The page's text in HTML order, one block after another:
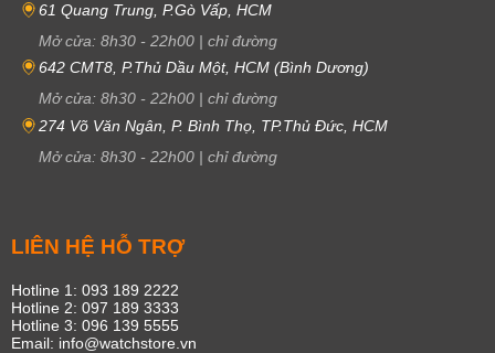
61 Quang Trung, P.Gò Vấp, HCM
Mở cửa: 8h30 - 22h00 | chỉ đường
642 CMT8, P.Thủ Dầu Một, HCM (Bình Dương)
Mở cửa: 8h30 - 22h00 | chỉ đường
274 Võ Văn Ngân, P. Bình Thọ, TP.Thủ Đức, HCM
Mở cửa: 8h30 - 22h00 | chỉ đường
LIÊN HỆ HỖ TRỢ
Hotline 1: 093 189 2222
Hotline 2: 097 189 3333
Hotline 3: 096 139 5555
Email: info@watchstore.vn